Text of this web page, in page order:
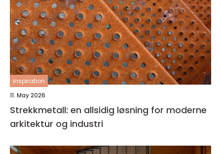
inspiration
11. May 2026
Strekkmetall: en allsidig løsning for moderne
arkitektur og industri